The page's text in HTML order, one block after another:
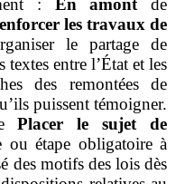
: En amont de
les travaux de
le partage de
entre l’État et les
des remontées de
puissent témoigner.
Placer le sujet de
ou étape obligatoire à
des motifs des lois dès